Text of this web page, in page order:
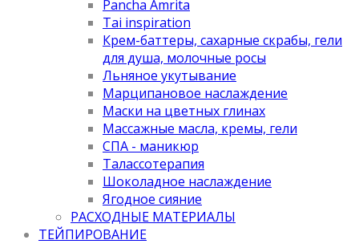
Pancha Amrita
Tai inspiration
Крем-баттеры, сахарные скрабы, гели
для душа, молочные росы
Льняное укутывание
Марципановое наслаждение
Маски на цветных глинах
Массажные масла, кремы, гели
СПА - маникюр
Талассотерапия
Шоколадное наслаждение
Ягодное сияние
РАСХОДНЫЕ МАТЕРИАЛЫ
ТЕЙПИРОВАНИЕ